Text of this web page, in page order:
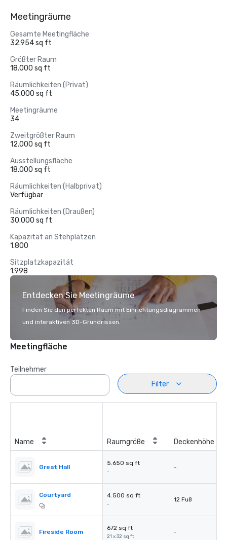
Meetingräume
Gesamte Meetingfläche
32.954 sq ft
Größter Raum
18.000 sq ft
Räumlichkeiten (Privat)
45.000 sq ft
Meetingräume
34
Zweitgrößter Raum
12.000 sq ft
Ausstellungsfläche
18.000 sq ft
Räumlichkeiten (Halbprivat)
Verfügbar
Räumlichkeiten (Draußen)
30.000 sq ft
Kapazität an Stehplätzen
1.800
Sitzplatzkapazität
1.998
Entdecken Sie Meetingräume
Finden Sie den perfekten Raum mit Einrichtungsdiagrammen
und interaktiven 3D-Grundrissen.
Meetingfläche
Teilnehmer
Filter
Name Raumgröße Deckenhöhe
Great Hall
5.650 sq ft
-
-
Courtyard 4.500 sq ft
-
12 Fuß
Fireside Room
672 sq ft
21 x 32 sq ft
-